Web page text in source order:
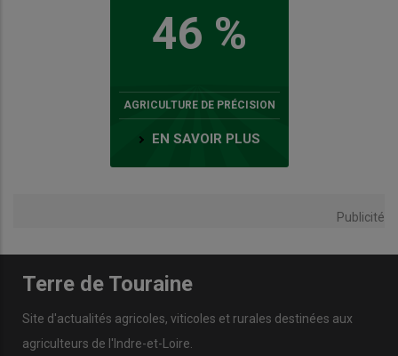
46 %
AGRICULTURE DE PRÉCISION
EN SAVOIR PLUS
Publicité
Terre de Touraine
Site d'actualités agricoles, viticoles et rurales destinées aux
agriculteurs de l'Indre-et-Loire.